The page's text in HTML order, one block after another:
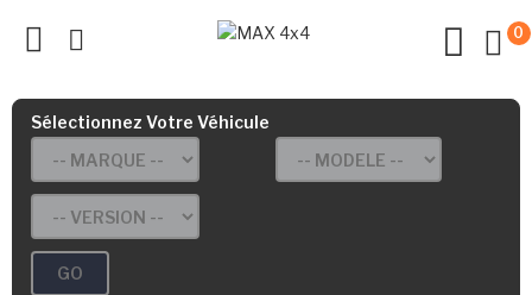
0
Sélectionnez Votre Véhicule
GO